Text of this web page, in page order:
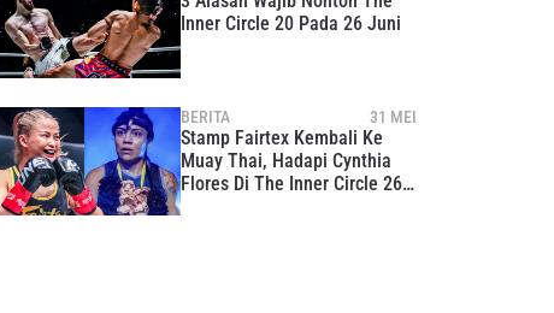
Inner Circle 20 Pada 26 Juni
BERITA 31 MEI
Stamp Fairtex Kembali Ke
Muay Thai, Hadapi Cynthia
Flores Di The Inner Circle 26